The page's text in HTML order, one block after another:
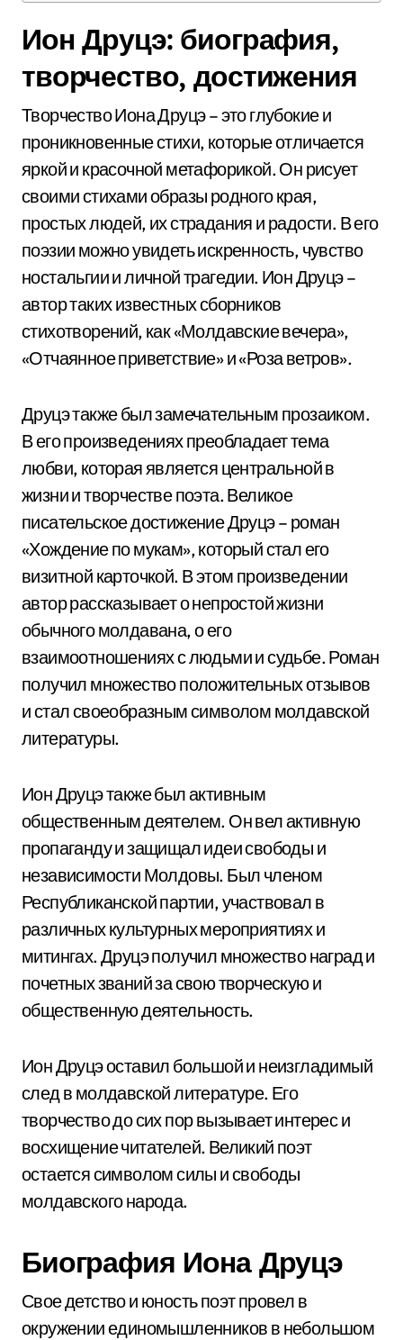
Ион Друцэ: биография,
творчество, достижения
Творчество Иона Друцэ – это глубокие и
проникновенные стихи, которые отличается
яркой и красочной метафорикой. Он рисует
своими стихами образы родного края,
простых людей, их страдания и радости. В его
поэзии можно увидеть искренность, чувство
ностальгии и личной трагедии. Ион Друцэ –
автор таких известных сборников
стихотворений, как «Молдавские вечера»,
«Отчаянное приветствие» и «Роза ветров».
Друцэ также был замечательным прозаиком.
В его произведениях преобладает тема
любви, которая является центральной в
жизни и творчестве поэта. Великое
писательское достижение Друцэ – роман
«Хождение по мукам», который стал его
визитной карточкой. В этом произведении
автор рассказывает о непростой жизни
обычного молдавана, о его
взаимоотношениях с людьми и судьбе. Роман
получил множество положительных отзывов
и стал своеобразным символом молдавской
литературы.
Ион Друцэ также был активным
общественным деятелем. Он вел активную
пропаганду и защищал идеи свободы и
независимости Молдовы. Был членом
Республиканской партии, участвовал в
различных культурных мероприятиях и
митингах. Друцэ получил множество наград и
почетных званий за свою творческую и
общественную деятельность.
Ион Друцэ оставил большой и неизгладимый
след в молдавской литературе. Его
творчество до сих пор вызывает интерес и
восхищение читателей. Великий поэт
остается символом силы и свободы
молдавского народа.
Биография Иона Друцэ
Свое детство и юность поэт провел в
окружении единомышленников в небольшом